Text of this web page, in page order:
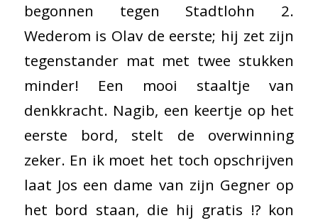
begonnen tegen Stadtlohn 2.
Wederom is Olav de eerste; hij zet zijn
tegenstander mat met twee stukken
minder! Een mooi staaltje van
denkkracht. Nagib, een keertje op het
eerste bord, stelt de overwinning
zeker. En ik moet het toch opschrijven
laat Jos een dame van zijn Gegner op
het bord staan, die hij gratis !? kon